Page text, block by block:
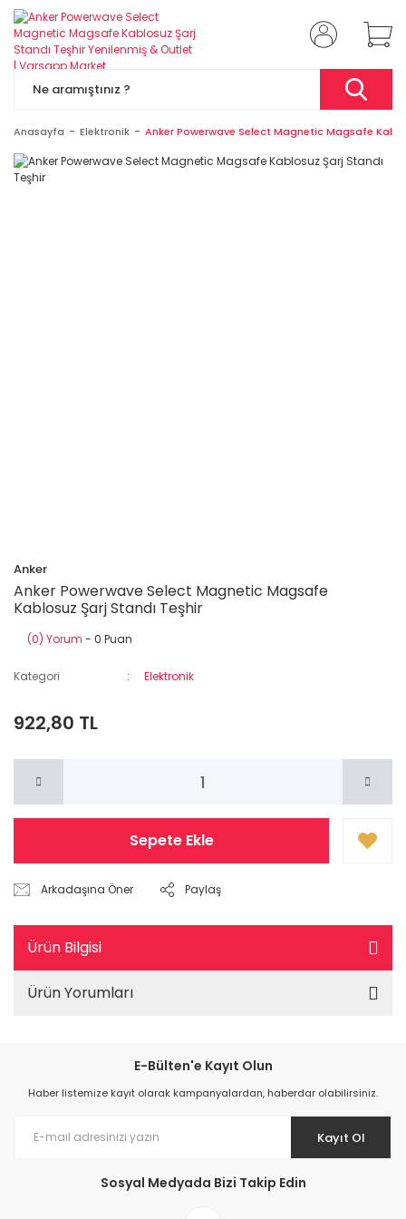
Anasayfa Elektronik Anker Powerwave Select Magnetic Magsafe
Anker
Anker Powerwave Select Magnetic Magsafe
Kablosuz Şarj Standı Teşhir
(0) Yorum - 0 Puan
Kategori Elektronik
922,80 TL
Sepete Ekle
Arkadaşına Öner Paylaş
Ürün Bilgisi
Ürün Yorumları
E-Bülten'e Kayıt Olun
Haber listemize kayıt olarak kampanyalardan, haberdar olabilirsiniz.
Kayıt Ol
Sosyal Medyada Bizi Takip Edin